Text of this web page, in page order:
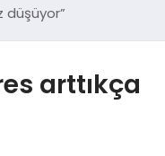
düşüyor”
arttıkça